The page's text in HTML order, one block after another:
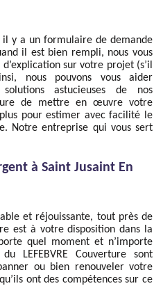
il y a un formulaire de demande
il est bien rempli, nous vous
sur votre projet (s’il
nous pouvons vous aider
astucieuses de nos
de mettre en œuvre votre
pour estimer avec facilité le
Notre entreprise qui vous sert
à Saint Jusaint En
et réjouissante, tout près de
est à votre disposition dans la
quel moment et n’importe
LEFEBVRE Couverture sont
ou bien renouveler votre
ont des compétences sur ce